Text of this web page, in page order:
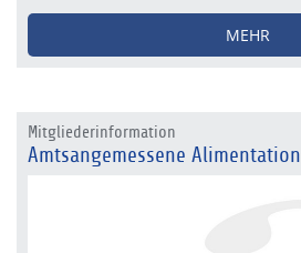
MEHR
Mitgliederinformation
Amtsangemessene Alimentation